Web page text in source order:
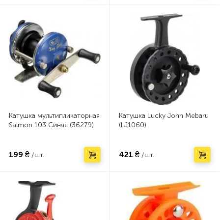
Катушка мультипликаторная
Salmon 103 Синяя (36279)
199 ₴ /шт.
Катушка Lucky John Mebaru
(LJ1060)
421 ₴ /шт.